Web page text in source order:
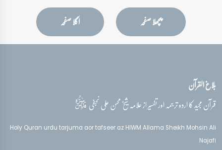
پچھلا صفحہ اگلا صفحہ
بلاغ القرآن
قرآن مجید کا اردو ترجمہ اور تفسیر از علامہ شیخ محسن علی نجفیقدس‌سره
Holy Quran urdu tarjuma aor tafseer az HIWM Allama Sheikh Mohsin Ali
Najafi